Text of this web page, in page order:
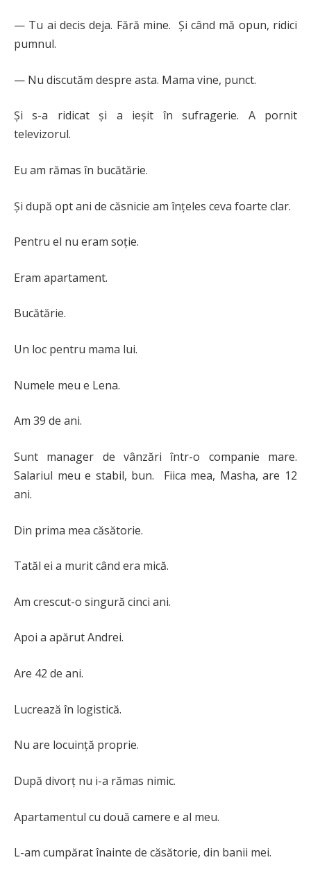
— Tu ai decis deja. Fără mine. Și când mă opun, ridici
pumnul.
— Nu discutăm despre asta. Mama vine, punct.
Și s-a ridicat și a ieșit în sufragerie. A pornit
televizorul.
Eu am rămas în bucătărie.
Și după opt ani de căsnicie am înțeles ceva foarte clar.
Pentru el nu eram soție.
Eram apartament.
Bucătărie.
Un loc pentru mama lui.
Numele meu e Lena.
Am 39 de ani.
Sunt manager de vânzări într-o companie mare.
Salariul meu e stabil, bun. Fiica mea, Masha, are 12
ani.
Din prima mea căsătorie.
Tatăl ei a murit când era mică.
Am crescut-o singură cinci ani.
Apoi a apărut Andrei.
Are 42 de ani.
Lucrează în logistică.
Nu are locuință proprie.
După divorț nu i-a rămas nimic.
Apartamentul cu două camere e al meu.
L-am cumpărat înainte de căsătorie, din banii mei.